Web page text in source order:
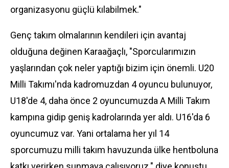
organizasyonu güçlü kılabilmek."
Genç takım olmalarının kendileri için avantaj
olduğuna değinen Karaağaçlı, "Sporcularımızın
yaşlarından çok neler yaptığı bizim için önemli. U20
Milli Takımı'nda kadromuzdan 4 oyuncu bulunuyor,
U18'de 4, daha önce 2 oyuncumuzda A Milli Takım
kampına gidip geniş kadrolarında yer aldı. U16'da 6
oyuncumuz var. Yani ortalama her yıl 14
sporcumuzu milli takım havuzunda ülke hentboluna